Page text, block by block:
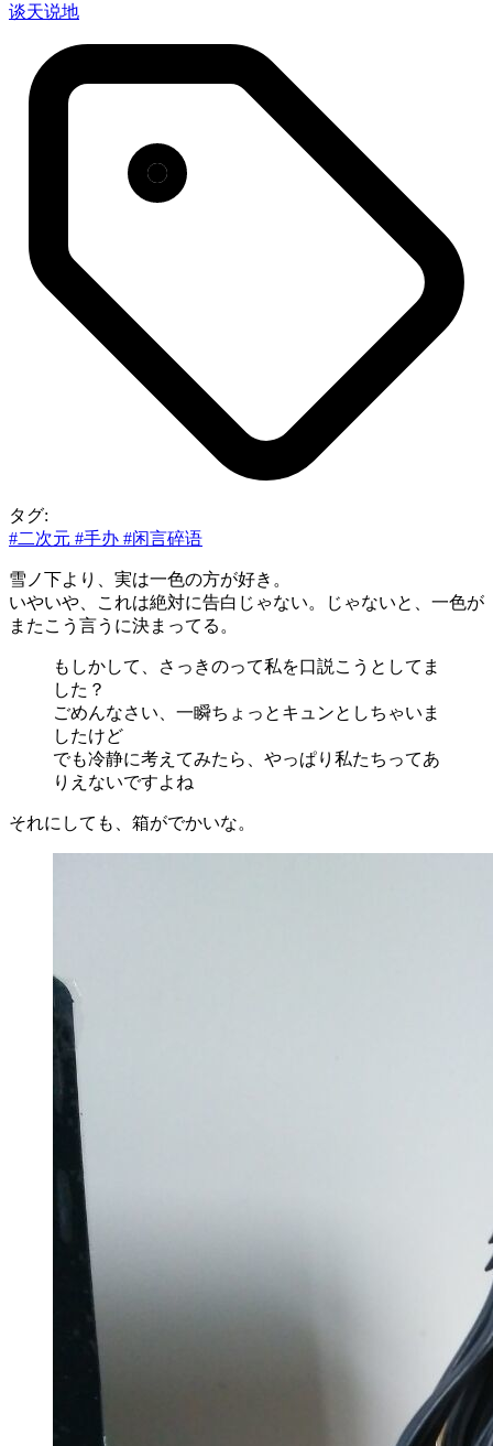
谈天说地
タグ:
#二次元 #手办 #闲言碎语
雪ノ下より、実は一色の方が好き。
いやいや、これは絶対に告白じゃない。じゃないと、一色が
またこう言うに決まってる。
もしかして、さっきのって私を口説こうとしてま
した？
ごめんなさい、一瞬ちょっとキュンとしちゃいま
したけど
でも冷静に考えてみたら、やっぱり私たちってあ
りえないですよね
それにしても、箱がでかいな。